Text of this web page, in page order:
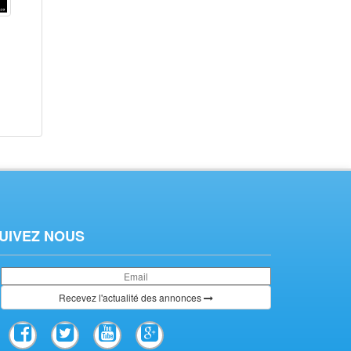
NOUS
Recevez l'actualité des annonces